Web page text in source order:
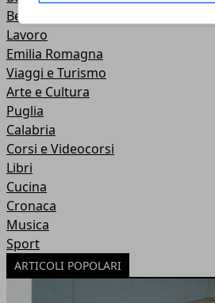
Benessere
Lavoro
Emilia Romagna
Viaggi e Turismo
Arte e Cultura
Puglia
Calabria
Corsi e Videocorsi
Libri
Cucina
Cronaca
Musica
Sport
ARTICOLI POPOLARI